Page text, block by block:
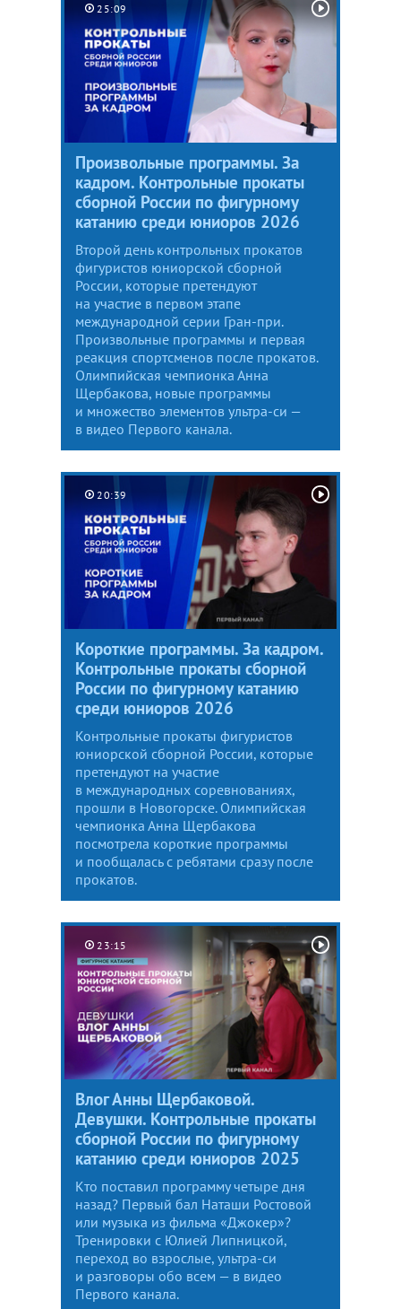
25:09
Произвольные программы. За
кадром. Контрольные прокаты
сборной России по фигурному
катанию среди юниоров 2026
Второй день контрольных прокатов
фигуристов юниорской сборной
России, которые претендуют
на участие в первом этапе
международной серии Гран-при.
Произвольные программы и первая
реакция спортсменов после прокатов.
Олимпийская чемпионка Анна
Щербакова, новые программы
и множество элементов ультра-си —
в видео Первого канала.
20:39
Короткие программы. За кадром.
Контрольные прокаты сборной
России по фигурному катанию
среди юниоров 2026
Контрольные прокаты фигуристов
юниорской сборной России, которые
претендуют на участие
в международных соревнованиях,
прошли в Новогорске. Олимпийская
чемпионка Анна Щербакова
посмотрела короткие программы
и пообщалась с ребятами сразу после
прокатов.
23:15
Влог Анны Щербаковой.
Девушки. Контрольные прокаты
сборной России по фигурному
катанию среди юниоров 2025
Кто поставил программу четыре дня
назад? Первый бал Наташи Ростовой
или музыка из фильма «Джокер»?
Тренировки с Юлией Липницкой,
переход во взрослые, ультра-си
и разговоры обо всем — в видео
Первого канала.